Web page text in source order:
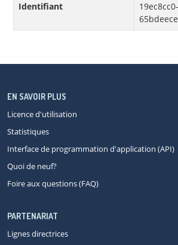
Identifiant
EN SAVOIR PLUS
Licence d'utilisation
Statistiques
Interface de programmation d'application (API)
Quoi de neuf?
Foire aux questions (FAQ)
PARTENARIAT
Lignes directrices